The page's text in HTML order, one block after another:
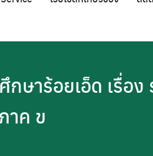
ษาร้อยเอ็ด เรื่อ
าค ข